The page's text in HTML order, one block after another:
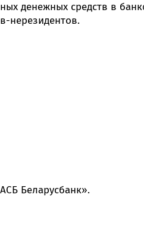
денежных средств в
нерезидентов.
Беларусбанк».